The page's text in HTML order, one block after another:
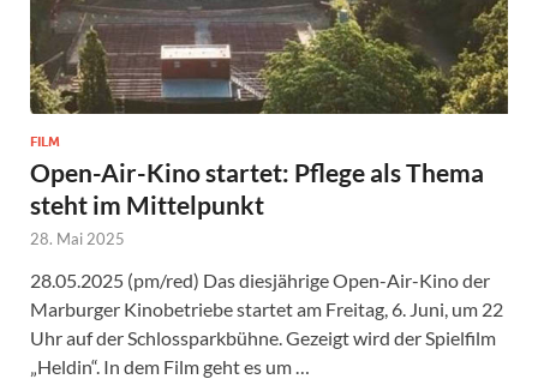
FILM
Open-Air-Kino startet: Pflege als Thema
steht im Mittelpunkt
28. Mai 2025
28.05.2025 (pm/red) Das diesjährige Open-Air-Kino der
Marburger Kinobetriebe startet am Freitag, 6. Juni, um 22
Uhr auf der Schlossparkbühne. Gezeigt wird der Spielfilm
„Heldin“. In dem Film geht es um …